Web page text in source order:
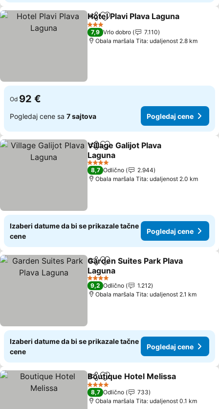
Deli Dodati u favorite
Hotel Plavi Plava Laguna
3 Zvezdice
7,9 Vrlo dobro
7.110
Obala maršala Tita: udaljenost 2.8 km
Od 92 €
Pogledaj cene sa 7 sajtova Pogledaj cene
Deli Dodati u favorite
Village Galijot Plava
Laguna
Pogledaj cene
4 Zvezdice
8,7 Odlično
2.944
Obala maršala Tita: udaljenost 2.0 km
Izaberi datume da bi se prikazale tačne
cene
Pogledaj cene
Deli Dodati u favorite
Garden Suites Park Plava
Laguna
Pogledaj cene
4 Zvezdice
9,2 Odlično
1.212
Obala maršala Tita: udaljenost 2.1 km
Izaberi datume da bi se prikazale tačne
cene
Pogledaj cene
Deli Dodati u favorite
Boutique Hotel Melissa
4 Zvezdice
8,7 Odlično
733
Obala maršala Tita: udaljenost 0.1 km